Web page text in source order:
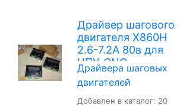
Драйвер шагового
двигателя X860Н
2.6-7.2А 80в для
ЧПУ-CNC
Драйвера шаговых
двигателей
Добавлен в каталог: 20